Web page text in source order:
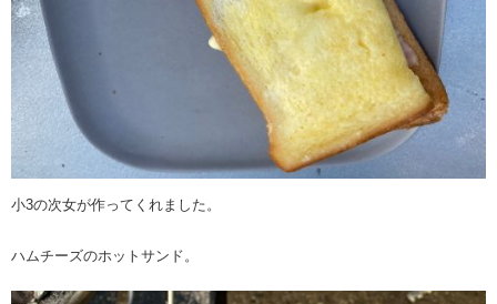
小3の次女が作ってくれました。
ハムチーズのホットサンド。